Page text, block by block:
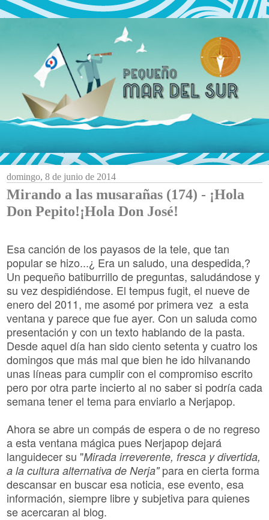
domingo, 8 de junio de 2014
Mirando a las musarañas (174) - ¡Hola
Don Pepito!¡Hola Don José!
Esa canción de los payasos de la tele, que tan
popular se hizo...¿ Era un saludo, una despedida,?
Un pequeño batiburrillo de preguntas, saludándose y
su vez despidiéndose. El tempus fugit, el nueve de
enero del 2011, me asomé por primera vez a esta
ventana y parece que fue ayer. Con un saluda como
presentación y con un texto hablando de la pasta.
Desde aquel día han sido ciento setenta y cuatro los
domingos que más mal que bien he ido hilvanando
unas líneas para cumplir con el compromiso escrito
pero por otra parte incierto al no saber si podría cada
semana tener el tema para enviarlo a Nerjapop.
Ahora se abre un compás de espera o de no regreso
a esta ventana mágica pues Nerjapop dejará
languidecer su "Mirada irreverente, fresca y divertida,
a la cultura alternativa de Nerja"para en cierta forma
descansar en buscar esa noticia, ese evento, esa
información, siempre libre y subjetiva para quienes
se acercaran al blog.